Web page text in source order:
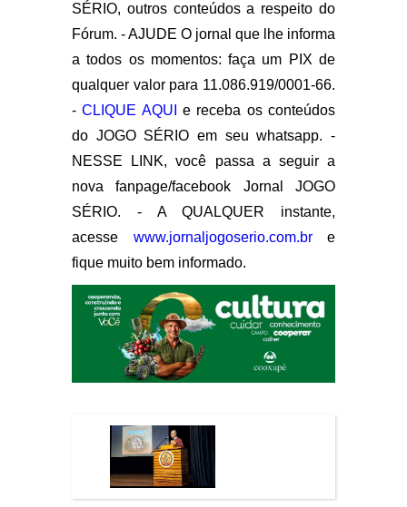
SÉRIO, outros conteúdos a respeito do
Fórum. - AJUDE O jornal que lhe informa
a todos os momentos: faça um PIX de
qualquer valor para 11.086.919/0001-66.
-CLIQUE AQUI
e receba os conteúdos
do JOGO SÉRIO em seu whatsapp. -
NESSE LINK, você passa a seguir a
nova fanpage/facebook Jornal JOGO
SÉRIO. - A QUALQUER instante,
acesse www.jornaljogoserio.com.bre
fique muito bem informado.